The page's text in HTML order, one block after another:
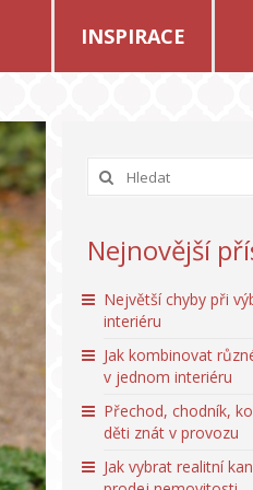
INSPIRACE
Nejnovější
Největší chyby při
interiéru
Jak kombinovat
v jednom interiéru
Přechod, chodník,
děti znát v provozu
Jak vybrat realitní